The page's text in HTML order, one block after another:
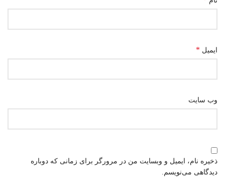
ایمیل *
وب‌ سایت
ذخیره نام، ایمیل و وبسایت من در مرورگر برای زمانی که دوباره
دیدگاهی می‌نویسم.